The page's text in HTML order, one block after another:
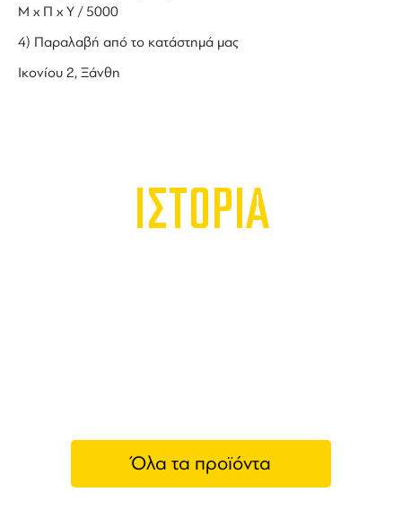
Μ x Π x Y / 5000
4) Παραλαβή από το κατάστημά μας
Ικονίου 2, Ξάνθη
ΙΣΤΟΡΙΑ
Όλα τα προϊόντα